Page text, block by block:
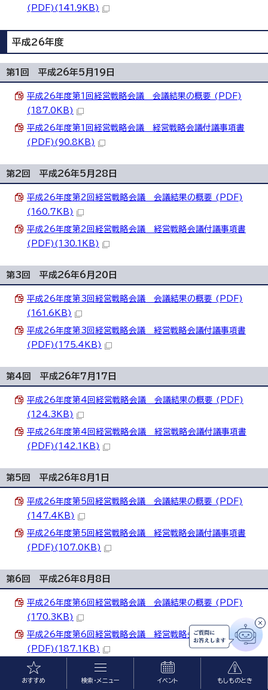
(PDF)(141.9KB)
平成26年度
第1回 平成26年5月19日
平成26年度第1回経営戦略会議 会議結果の概要 (PDF)
(187.0KB)
平成26年度第1回経営戦略会議 経営戦略会議付議事項書
(PDF)(90.8KB)
第2回 平成26年5月28日
平成26年度第2回経営戦略会議 会議結果の概要 (PDF)
(160.7KB)
平成26年度第2回経営戦略会議 経営戦略会議付議事項書
(PDF)(130.1KB)
第3回 平成26年6月20日
平成26年度第3回経営戦略会議 会議結果の概要 (PDF)
(161.6KB)
平成26年度第3回経営戦略会議 経営戦略会議付議事項書
(PDF)(175.4KB)
第4回 平成26年7月17日
平成26年度第4回経営戦略会議 会議結果の概要 (PDF)
(124.3KB)
平成26年度第4回経営戦略会議 経営戦略会議付議事項書
(PDF)(142.1KB)
第5回 平成26年8月1日
平成26年度第5回経営戦略会議 会議結果の概要 (PDF)
(147.4KB)
平成26年度第5回経営戦略会議 経営戦略会議付議事項書
(PDF)(107.0KB)
第6回 平成26年8月8日
平成26年度第6回経営戦略会議 会議結果の概要 (PDF)
(170.3KB)
平成26年度第6回経営戦略会議 経営戦略会議付議事項書
(PDF)(187.1KB)
第7回 平成26年10月17日
おすすめ 検索・メニュー イベント もしものとき